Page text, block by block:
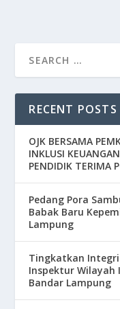
RECENT POSTS
OJK BERSAMA
INKLUSI
PENDIDIK TERIMA
Pedang Pora
Babak Baru
Lampung
Tingkatkan
Inspektur Wilayah
Bandar Lampung